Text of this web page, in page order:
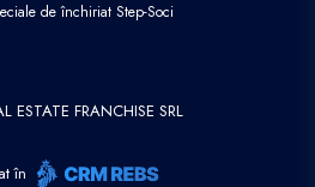
de închiriat Step-Soci
ESTATE FRANCHISE SRL
în